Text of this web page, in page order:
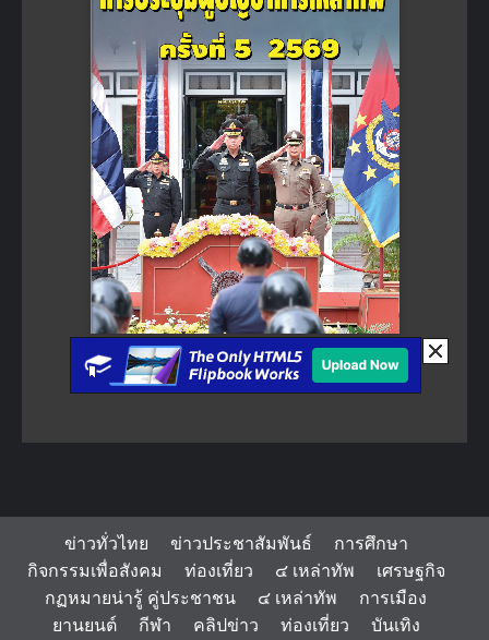
ข่าวทั่วไทย ข่าวประชาสัมพันธ์
การศึกษา
กิจกรรมเพื่อสังคม
ท่องเที่ยว ๔ เหล่าทัพ
เศรษฐกิจ
กฏหมายน่ารู้ คู่ประชาชน
๔ เหล่าทัพ
การเมือง
ยานยนต์
กีฬา คลิปข่าว ท่องเที่ยว บันเทิง